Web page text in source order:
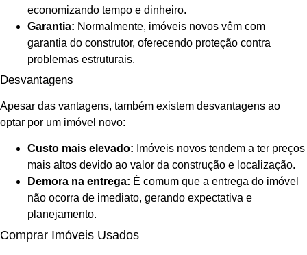
economizando tempo e dinheiro.
Garantia: Normalmente, imóveis novos vêm com
garantia do construtor, oferecendo proteção contra
problemas estruturais.
Desvantagens
Apesar das vantagens, também existem desvantagens ao
optar por um imóvel novo:
Custo mais elevado: Imóveis novos tendem a ter preços
mais altos devido ao valor da construção e localização.
Demora na entrega: É comum que a entrega do imóvel
não ocorra de imediato, gerando expectativa e
planejamento.
Comprar Imóveis Usados